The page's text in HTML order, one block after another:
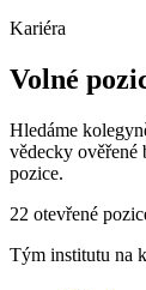
Kariéra
Volné
Hledáme
vědecky ověřené
pozice.
22 otevřené
Tým institutu na